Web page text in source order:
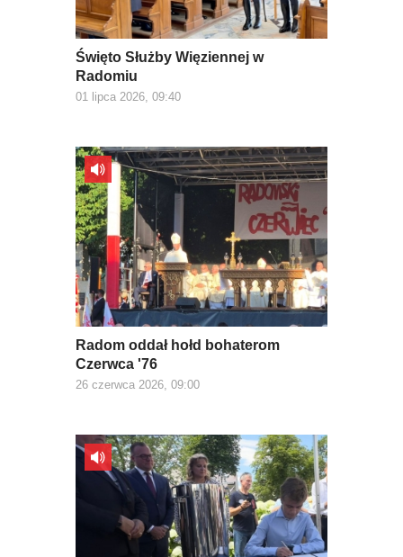
Święto Służby Więziennej w
Radomiu
01 lipca 2026, 09:40
Radom oddał hołd bohaterom
Czerwca '76
26 czerwca 2026, 09:00